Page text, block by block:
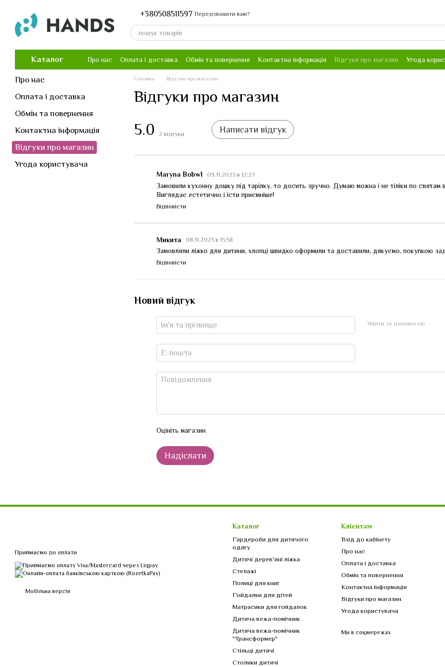
+380508511597 Передзвонити вам?
Каталог Про нас Оплата і доставка Обмін та повернення Контактна інформація Відгуки про магазин Угода
Головна Відгуки про магазин
Відгуки про магазин
5.0
2 відгуки Написати відгук
Maryna Bobwl 09.11.2023 в 12:27
Замовили кухонну дошку під тарілку, то досить зручно. Думаю можна і не тіліки по святам
Виглядає естетично і їсти приємніше!
Відповісти
Микита 08.11.2023 в 15:58
Замовляли ліжко для дитини, хлопці швидко оформили та доставили, дякуємо, покупкою
Відповісти
Новий відгук
Увійти за допомогою
Оцініть магазин
Надіслати
Про нас
Оплата і доставка
Обмін та повернення
Контактна інформація
Відгуки про магазин
Угода користувача
Приймаємо до оплати
Мобільна версія
Каталог
Гардероби для дитячого
одягу
Дитячі дерев'яні ліжка
Стелажі
Полиці для книг
Гойдалки для дітей
Матрасики для гойдалок
Дитяча вежа-помічник
Дитяча вежа-помічник
"Трансформер"
Стільці дитячі
Столики дитячі
Клієнтам
Вхід до кабінету
Про нас
Оплата і доставка
Обмін та повернення
Контактна інформація
Відгуки про магазин
Угода користувача
Ми в соцмережах